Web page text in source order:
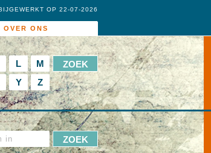
OVER ONS
OP 22-07-2026
L
M
Y Z